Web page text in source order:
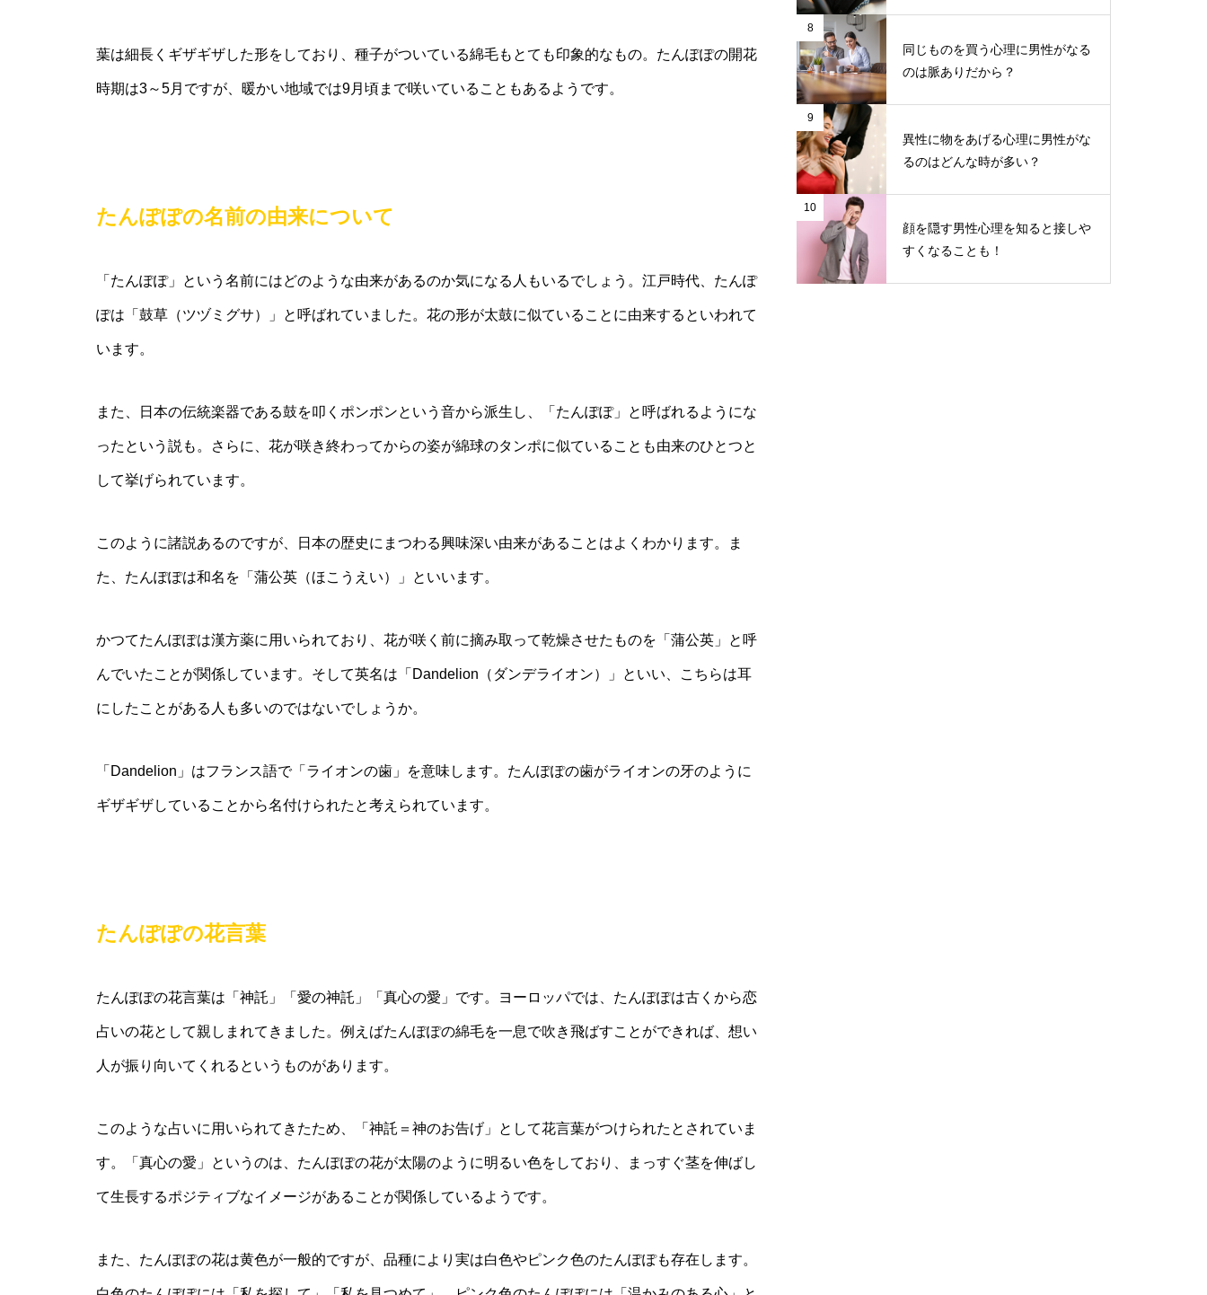
葉は細長くギザギザした形をしており、種子がついている綿毛もとても印象的なもの。たんぽぽの開花
時期は3～5月ですが、暖かい地域では9月頃まで咲いていることもあるようです。
たんぽぽの名前の由来について
「たんぽぽ」という名前にはどのような由来があるのか気になる人もいるでしょう。江戸時代、たんぽ
ぽは「鼓草（ツヅミグサ）」と呼ばれていました。花の形が太鼓に似ていることに由来するといわれて
います。
また、日本の伝統楽器である鼓を叩くポンポンという音から派生し、「たんぽぽ」と呼ばれるようにな
ったという説も。さらに、花が咲き終わってからの姿が綿球のタンポに似ていることも由来のひとつと
して挙げられています。
このように諸説あるのですが、日本の歴史にまつわる興味深い由来があることはよくわかります。ま
た、たんぽぽは和名を「蒲公英（ほこうえい）」といいます。
かつてたんぽぽは漢方薬に用いられており、花が咲く前に摘み取って乾燥させたものを「蒲公英」と呼
んでいたことが関係しています。そして英名は「Dandelion（ダンデライオン）」といい、こちらは耳
にしたことがある人も多いのではないでしょうか。
「Dandelion」はフランス語で「ライオンの歯」を意味します。たんぽぽの歯がライオンの牙のように
ギザギザしていることから名付けられたと考えられています。
たんぽぽの花言葉
たんぽぽの花言葉は「神託」「愛の神託」「真心の愛」です。ヨーロッパでは、たんぽぽは古くから恋
占いの花として親しまれてきました。例えばたんぽぽの綿毛を一息で吹き飛ばすことができれば、想い
人が振り向いてくれるというものがあります。
このような占いに用いられてきたため、「神託＝神のお告げ」として花言葉がつけられたとされていま
す。「真心の愛」というのは、たんぽぽの花が太陽のように明るい色をしており、まっすぐ茎を伸ばし
て生長するポジティブなイメージがあることが関係しているようです。
また、たんぽぽの花は黄色が一般的ですが、品種により実は白色やピンク色のたんぽぽも存在します。
8
同じものを買う心理に男性がなる
のは脈ありだから？
9
異性に物をあげる心理に男性がな
るのはどんな時が多い？
10
顔を隠す男性心理を知ると接しや
すくなることも！